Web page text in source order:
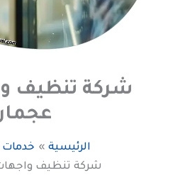
شركة تنظيف
الرئيسية
شركة تنظيف